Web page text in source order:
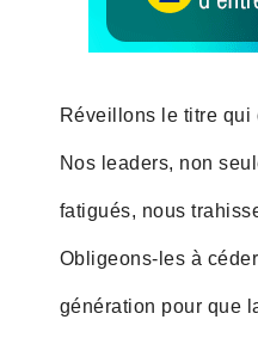
Réveillons le titre qui
Nos leaders, non
fatigués, nous
Obligeons-les à
génération pour que